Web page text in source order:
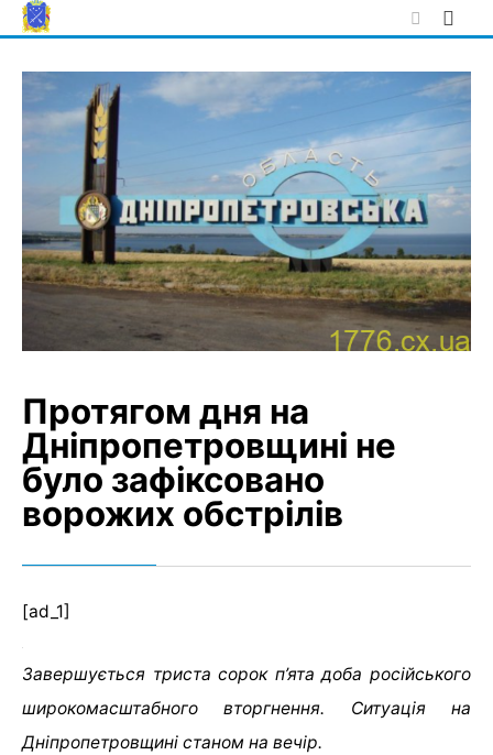
Skip
to
Протягом дня на
Дніпропетровщині не
було зафіксовано
ворожих обстрілів
[ad_1]
Завершується триста сорок п’ята доба російського
широкомасштабного вторгнення. Ситуація на
Дніпропетровщині станом на вечір.